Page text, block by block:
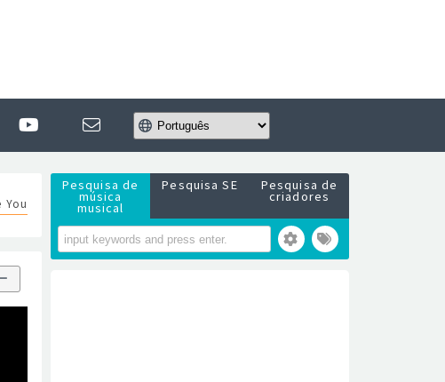
Pesquisa de
música
musical
Pesquisa SE Pesquisa de
criadores